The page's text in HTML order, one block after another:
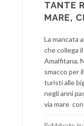
TANTE
MARE,
La mancata
che collega
Amalfitana,
smacco per
turisti alle
negli anni
via mare